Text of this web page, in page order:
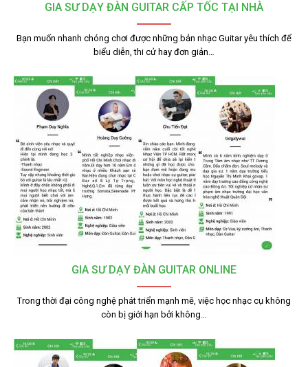
GIA SƯ DẠY ĐÀN GUITAR CẤP TỐC TẠI NHÀ
Bạn muốn nhanh chóng chơi được những bản nhạc Guitar yêu thích để
biểu diễn, thi cử hay đơn giản…
GIA SƯ DẠY ĐÀN GUITAR ONLINE
Trong thời đại công nghệ phát triển mạnh mẽ, việc học nhạc cụ không
còn bị giới hạn bởi không…